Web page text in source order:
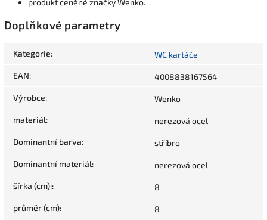
produkt ceněné značky Wenko.
Doplňkové parametry
Kategorie: WC kartáče
EAN: 4008838167564
Výrobce: Wenko
materiál: nerezová ocel
Dominantní barva: stříbro
Dominantní materiál: nerezová ocel
šírka (cm):: 8
průměr (cm): 8